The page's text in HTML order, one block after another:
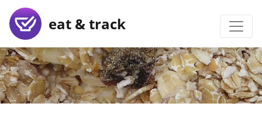
eat & track